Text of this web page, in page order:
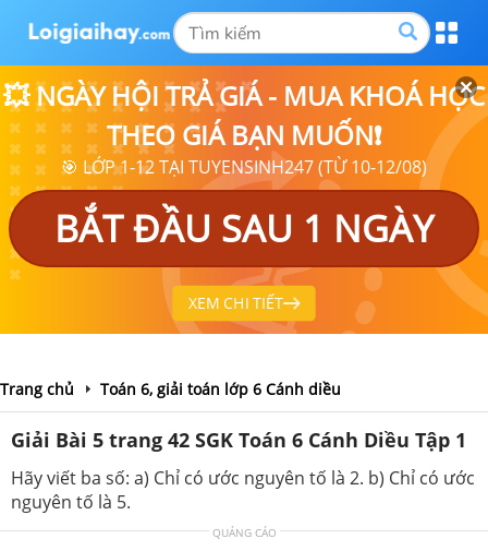
💥 NGÀY HỘI TRẢ GIÁ - MUA KHOÁ HỌC
THEO GIÁ BẠN MUỐN❗
🎯 LỚP 1-12 TẠI TUYENSINH247 (TỪ 10-12/08)
BẮT ĐẦU SAU 1 NGÀY
XEM CHI TIẾT
Trang chủ Toán 6, giải toán lớp 6 Cánh diều
Giải Bài 5 trang 42 SGK Toán 6 Cánh Diều Tập 1
Hãy viết ba số: a) Chỉ có ước nguyên tố là 2. b) Chỉ có ước
nguyên tố là 5.
QUẢNG CÁO